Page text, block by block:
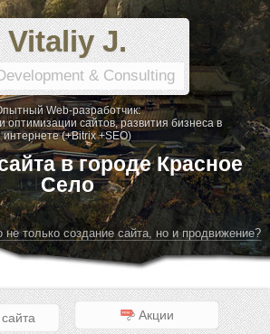
Vitaliy J.
& Consulting
Web-разработчик:
оптимизации сайтов, развития бизнеса в
интернете (+Bitrix +SEO)
в городе Красное
Село
не только создание сайта, но и продвижение?
Акции